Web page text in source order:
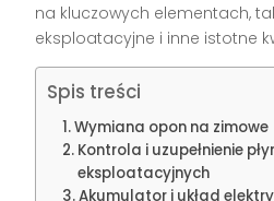
na kluczowych elementach,
eksploatacyjne i inne istotne
Spis treści
Wymiana opon na zimowe
Kontrola i uzupełnienie
eksploatacyjnych
Akumulator i układ